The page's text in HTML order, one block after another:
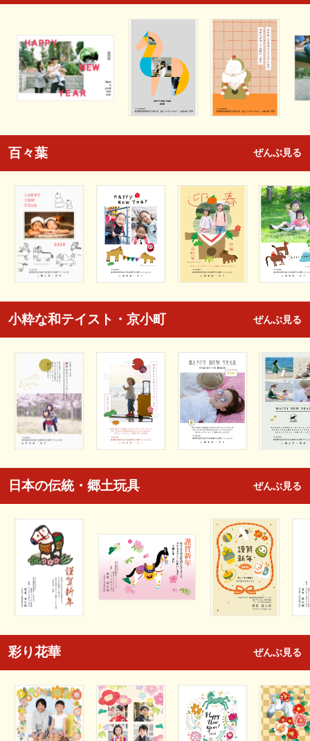
百々葉 ぜんぶ見る
小粋な和テイスト・京小町 ぜんぶ見る
日本の伝統・郷土玩具 ぜんぶ見る
彩り花華 ぜんぶ見る